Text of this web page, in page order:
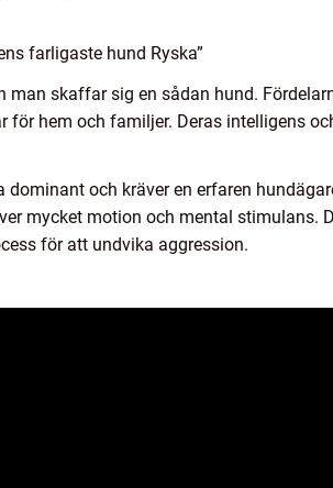
farligaste hund Ryska”
skaffar sig en sådan hund.
hem och familjer. Deras intelligens
och kräver en erfaren
mycket motion och mental stimulans.
för att undvika aggression.